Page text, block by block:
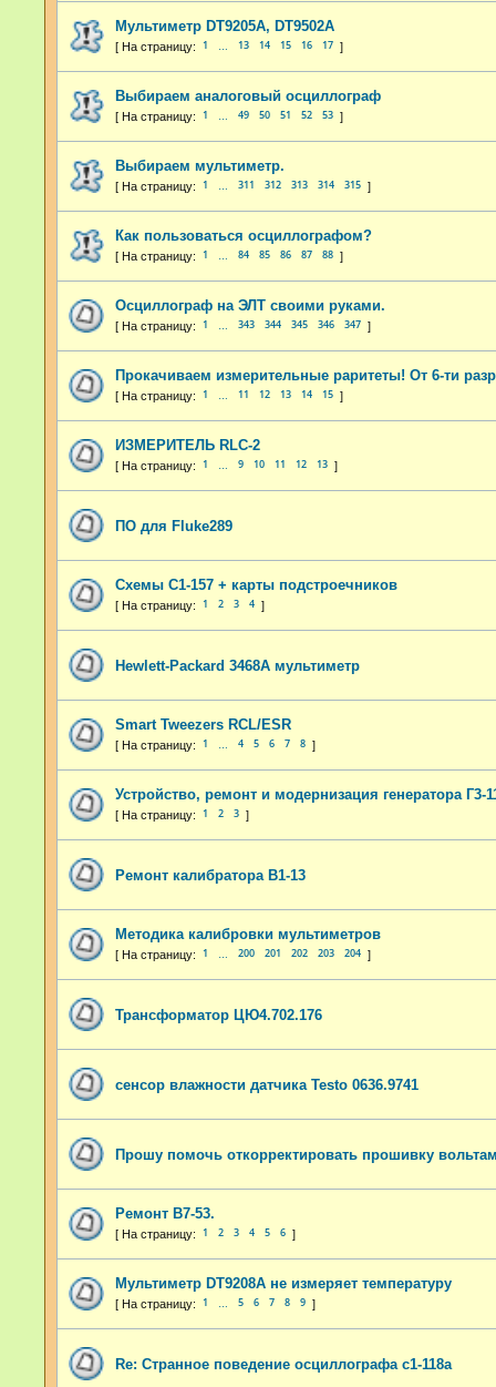
Мультиметр DT9205A, DT9502A
1 13 14 15 16 17
Выбираем аналоговый осциллограф
1 49 50 51 52 53
Выбираем мультиметр.
1 311 312 313 314 315
Как пользоваться осциллографом?
1 84 85 86 87 88
Осциллограф на ЭЛТ своими руками.
1 343 344 345 346 347
Прокачиваем измерительные раритеты! От 6-ти
1 11 12 13 14 15
ИЗМЕРИТЕЛЬ RLC-2
1 9 10 11 12 13
ПО для Fluke289
Схемы С1-157 + карты подстроечников
1 2 3 4
Hewlett-Packard 3468A мультиметр
Smart Tweezers RCL/ESR
1 4 5 6 7 8
Устройство, ремонт и модернизация генератора Г3-
1 2 3
Ремонт калибратора В1-13
Методика калибровки мультиметров
1 200 201 202 203 204
Трансформатор ЦЮ4.702.176
сенсор влажности датчика Testo 0636.9741
Прошу помочь откорректировать прошивку
Ремонт В7-53.
1 2 3 4 5 6
Мультиметр DT9208A не измеряет температуру
1 5 6 7 8 9
Re: Странное поведение осциллографа с1-118а